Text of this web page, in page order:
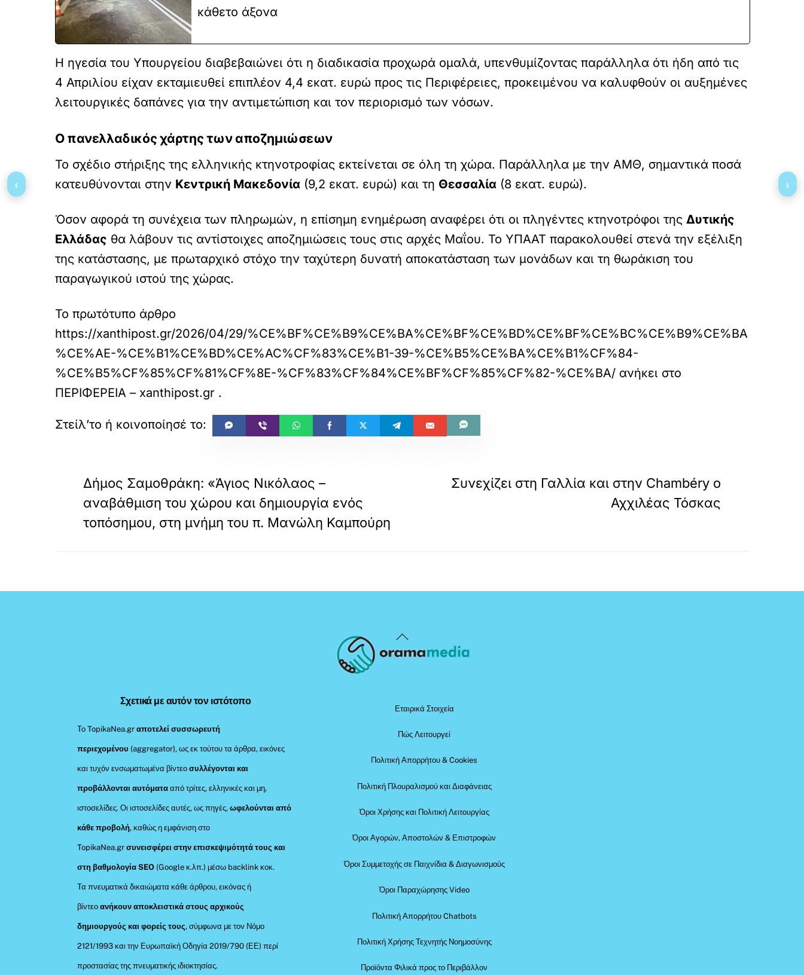
κάθετο άξονα
Η ηγεσία του Υπουργείου διαβεβαιώνει ότι η διαδικασία προχωρά ομαλά, υπενθυμίζοντας παράλληλα ότι ήδη από τις
4 Απριλίου είχαν εκταμιευθεί επιπλέον 4,4 εκατ. ευρώ προς τις Περιφέρειες, προκειμένου να καλυφθούν οι αυξημένες
λειτουργικές δαπάνες για την αντιμετώπιση και τον περιορισμό των νόσων.
Ο πανελλαδικός χάρτης των αποζημιώσεων
Το σχέδιο στήριξης της ελληνικής κτηνοτροφίας εκτείνεται σε όλη τη χώρα. Παράλληλα με την ΑΜΘ, σημαντικά ποσά
κατευθύνονται στην Κεντρική Μακεδονία (9,2 εκατ. ευρώ) και τη Θεσσαλία (8 εκατ. ευρώ).
Όσον αφορά τη συνέχεια των πληρωμών, η επίσημη ενημέρωση αναφέρει ότι οι πληγέντες κτηνοτρόφοι της Δυτικής
Ελλάδας θα λάβουν τις αντίστοιχες αποζημιώσεις τους στις αρχές Μαΐου. Το ΥΠΑΑΤ παρακολουθεί στενά την εξέλιξη
της κατάστασης, με πρωταρχικό στόχο την ταχύτερη δυνατή αποκατάσταση των μονάδων και τη θωράκιση του
παραγωγικού ιστού της χώρας.
Το πρωτότυπο άρθρο
https://xanthipost.gr/2026/04/29/%CE%BF%CE%B9%CE%BA%CE%BF%CE%BD%CE%BF%CE%BC%CE%B9%CE%BA
%CE%AE-%CE%B1%CE%BD%CE%AC%CF%83%CE%B1-39-%CE%B5%CE%BA%CE%B1%CF%84-
%CE%B5%CF%85%CF%81%CF%8E-%CF%83%CF%84%CE%BF%CF%85%CF%82-%CE%BA/ ανήκει στο
ΠΕΡΙΦΕΡΕΙΑ – xanthipost.gr .
Δήμος Σαμοθράκη: «Άγιος Νικόλαος –
αναβάθμιση του χώρου και δημιουργία ενός
τοπόσημου, στη μνήμη του π. Μανώλη Καμπούρη
Συνεχίζει στη Γαλλία και στην Chambéry ο
Αχχιλέας Τόσκας
Back
To
Σχετικά με αυτόν τον ιστότοπο
Το TopikaNea.grαποτελεί συσσωρευτή
περιεχομένου (aggregator), ως εκ τούτου τα άρθρα, εικόνες
και τυχόν ενσωματωμένα βίντεοσυλλέγονται και
προβάλλονται αυτόματααπό τρίτες, ελληνικές και μη,
ιστοσελίδες. Οι ιστοσελίδες αυτές, ως πηγές,ωφελούνται από
κάθε προβολή, καθώς η εμφάνιση στο
TopikaNea.gr συνεισφέρει στην επισκεψιμότητά τους και
στη βαθμολογία SEO (Google κ.λπ.) μέσω backlink κοκ.
Τα πνευματικά δικαιώματα κάθε άρθρου, εικόνας ή
βίντεοανήκουν αποκλειστικά στους αρχικούς
δημιουργούς και φορείς τους, σύμφωνα με τον Νόμο
2121/1993 και την Ευρωπαϊκή Οδηγία 2019/790 (ΕΕ) περί
προστασίας της πνευματικής ιδιοκτησίας.
Εταιρικά Στοιχεία
Πώς Λειτουργεί
Πολιτική Απορρήτου & Cookies
Πολιτική Πλουραλισμού και Διαφάνειας
Όροι Χρήσης και Πολιτική Λειτουργίας
Όροι Αγορών, Αποστολών & Επιστροφών
Όροι Συμμετοχής σε Παιχνίδια & Διαγωνισμούς
Όροι Παραχώρησης Video
Πολιτική Απορρήτου Chatbots
Πολιτική Χρήσης Τεχνητής Νοημοσύνης
Προϊόντα Φιλικά προς το Περιβάλλον
‹ ›